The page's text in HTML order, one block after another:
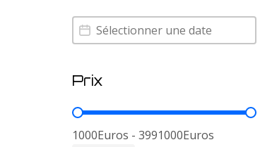
Annee
Annee
Prix
Prix
1000Euros - 3991000Euros